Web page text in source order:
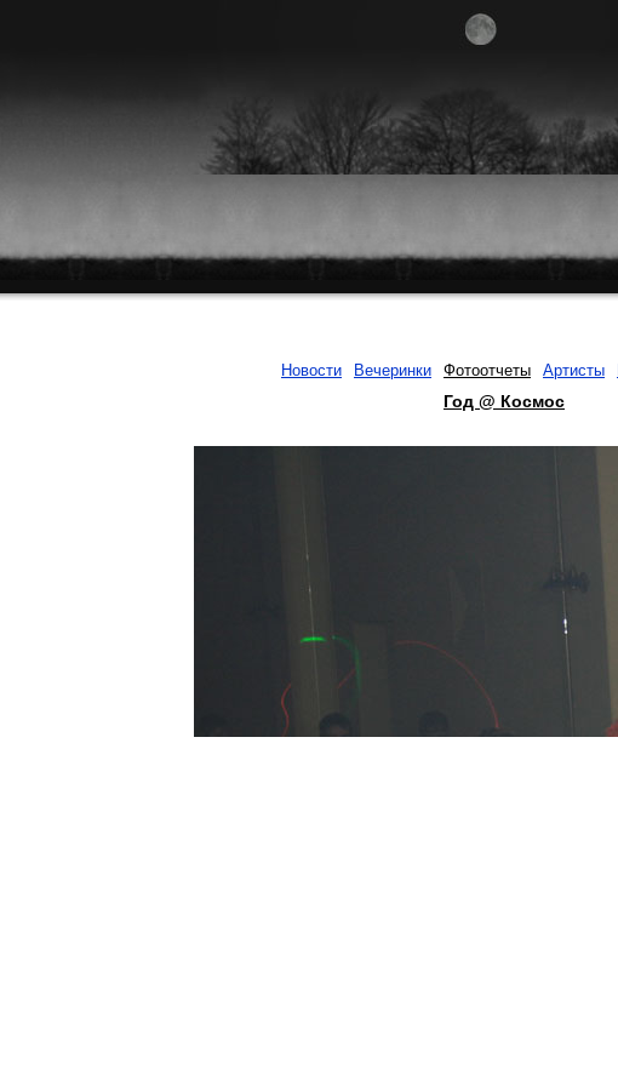
Новости Вечеринки Фотоотчеты Артисты
Год @ Космос